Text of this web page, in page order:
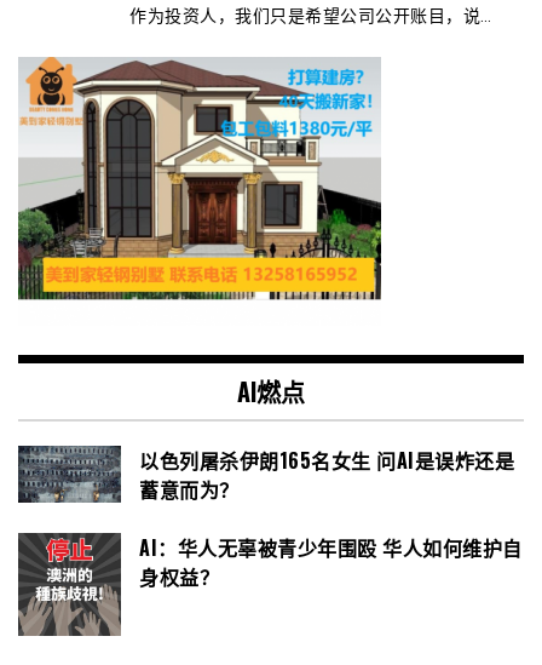
作为投资人，我们只是希望公司公开账目，说…
AI燃点
以色列屠杀伊朗165名女生 问AI是误炸还是
蓄意而为？
AI：华人无辜被青少年围殴 华人如何维护自
身权益？